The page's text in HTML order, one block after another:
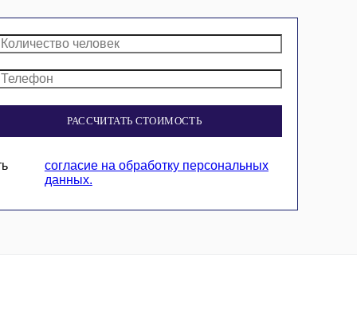
РАССЧИТАТЬ СТОИМОСТЬ
согласие на обработку персональных
данных.